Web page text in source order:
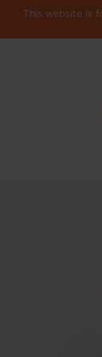
This website is